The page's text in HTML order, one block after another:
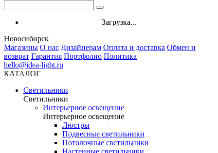
Загрузка...
Новосибирск
Магазины О нас Дизайнерам Оплата и доставка Обмен и
возврат Гарантия Портфолио Политика
hello@idea-light.ru
КАТАЛОГ
Светильники
Светильники
Интерьерное освещение
Интерьерное освещение
Люстры
Подвесные светильники
Потолочные светильники
Настенные светильники